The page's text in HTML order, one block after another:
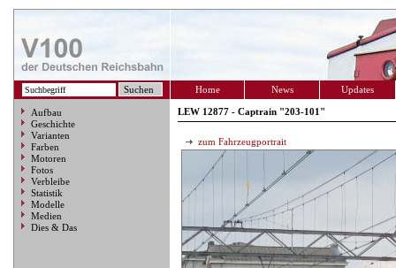
Home News Updates
Aufbau
Geschichte
Varianten
Farben
Motoren
Fotos
Verbleibe
Statistik
Modelle
Medien
Dies & Das
LEW 12877 - Captrain "203-101"
zum Fahrzeugportrait